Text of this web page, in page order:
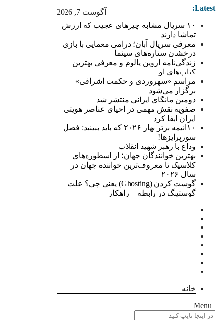
آگوست 7, 2026 Latest:
۱۰ سریال مشابه چیزهای عجیب که ارزش
تماشا دارند
معرفی سریال آبان؛ درامی معمایی با بازی
درخشان ستاره‌های سینما
زندگی‌نامه اروین یالوم و معرفی بهترین
کتاب‌های او
مراسم «سهروردی و حکمت اشراقی»
برگزار می‌شود
دومین مانگای ایرانی منتشر شد
صفویه نقش مهمی در احیای عناصر هویتی
ایران ایفا کرد
۱۰انیمه برتر بهار ۲۰۲۶ که باید ببینید: فصل
سورپرایزها!
وداع با رهبر شهید انقلاب
بهترین خوانندگان جهان؛ از اسطوره‌های
کلاسیک تا معروف‌ترین خواننده جهان در
سال ۲۰۲۶
گوست کردن (Ghosting) یعنی چی؟ علت
گوستینگ در رابطه + راهکار
خانه
Menu